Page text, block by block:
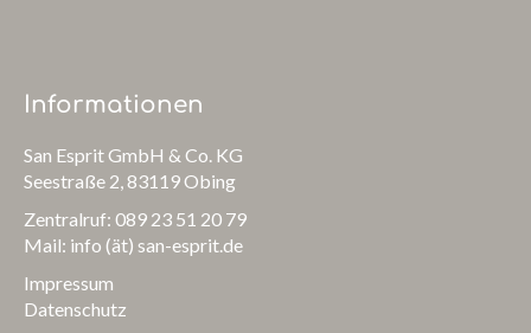
Informationen
San Esprit GmbH & Co. KG
Seestraße 2, 83119 Obing
Zentralruf: 089 23 51 20 79
Mail: info (ät) san-esprit.de
Impressum
Datenschutz